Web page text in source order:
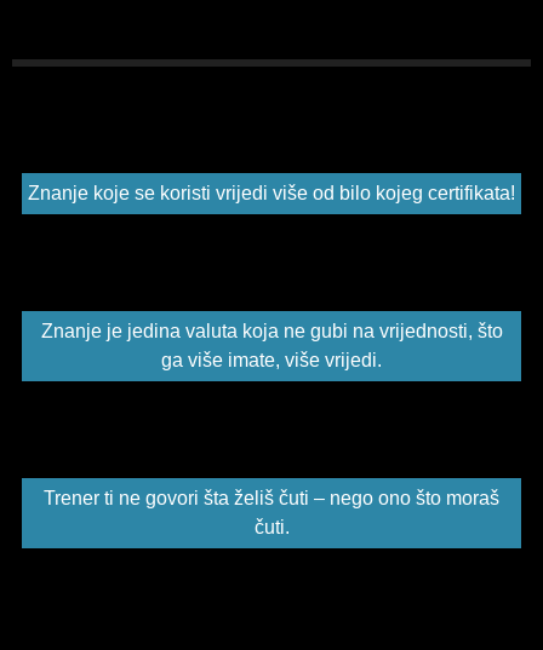
Znanje koje se koristi vrijedi više od bilo kojeg certifikata!
Znanje je jedina valuta koja ne gubi na vrijednosti, što
ga više imate, više vrijedi.
Trener ti ne govori šta želiš čuti – nego ono što moraš
čuti.